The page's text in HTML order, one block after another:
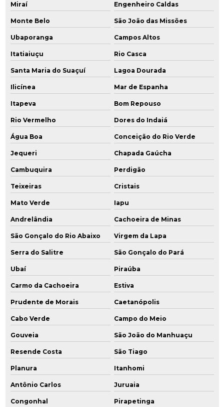
Miraí Engenheiro Caldas
Monte Belo São João das Missões
Ubaporanga Campos Altos
Itatiaiuçu Rio Casca
Santa Maria do Suaçuí Lagoa Dourada
Ilicínea Mar de Espanha
Itapeva Bom Repouso
Rio Vermelho Dores do Indaiá
Água Boa Conceição do Rio Verde
Jequeri Chapada Gaúcha
Cambuquira Perdigão
Teixeiras Cristais
Mato Verde Iapu
Andrelândia Cachoeira de Minas
São Gonçalo do Rio Abaixo Virgem da Lapa
Serra do Salitre São Gonçalo do Pará
Ubaí Piraúba
Carmo da Cachoeira Estiva
Prudente de Morais Caetanópolis
Cabo Verde Campo do Meio
Gouveia São João do Manhuaçu
Resende Costa São Tiago
Planura Itanhomi
Antônio Carlos Juruaia
Congonhal Pirapetinga